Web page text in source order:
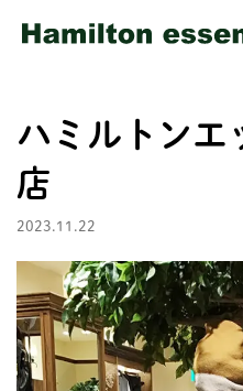
ハミルトンエ
店
2023.11.22